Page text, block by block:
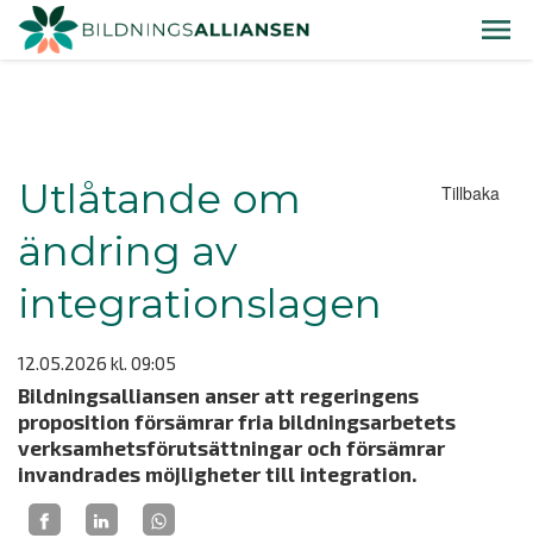
Tillbaka
Utlåtande om
ändring av
integrationslagen
12.05.2026 kl. 09:05
Bildningsalliansen anser att regeringens
proposition försämrar fria bildningsarbetets
verksamhetsförutsättningar och försämrar
invandrades möjligheter till integration.